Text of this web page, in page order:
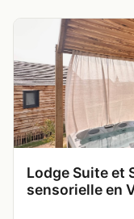
Lodge Suite et
sensorielle en